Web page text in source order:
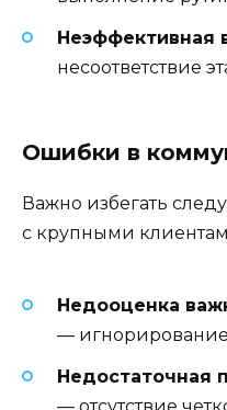
Неэффективная
несоответствие
Ошибки в
Важно избегать
с крупными
Недооценка
—
Недостаточная